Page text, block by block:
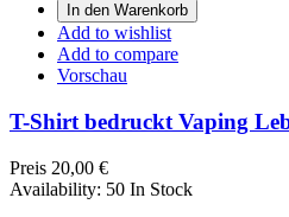
In den Warenkorb
Add to wishlist
Add to compare
Vorschau
T-Shirt bedruckt Vaping
Preis 20,00 €
Availability: 50 In Stock